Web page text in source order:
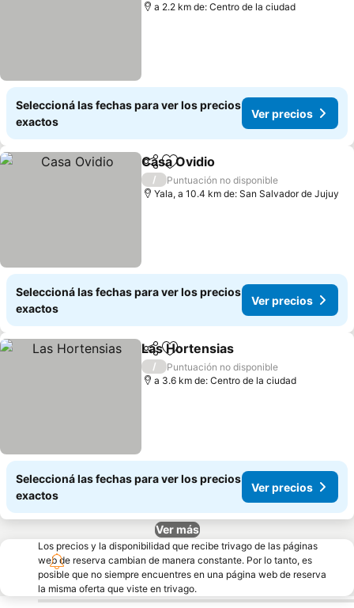
a 2.2 km de: Centro de la ciudad
Seleccioná las fechas para ver los precios
exactos
Ver precios
CompartirAñadir a favoritos
Casa Ovidio
/
Puntuación no disponible
Yala, a 10.4 km de: San Salvador de Jujuy
Seleccioná las fechas para ver los precios
exactos
Ver precios
CompartirAñadir a favoritos
Las Hortensias
/
Puntuación no disponible
a 3.6 km de: Centro de la ciudad
Seleccioná las fechas para ver los precios
exactos
Ver precios
Ver más
Los precios y la disponibilidad que recibe trivago de las páginas
web de reserva cambian de manera constante. Por lo tanto, es
posible que no siempre encuentres en una página web de reserva
la misma oferta que viste en trivago.